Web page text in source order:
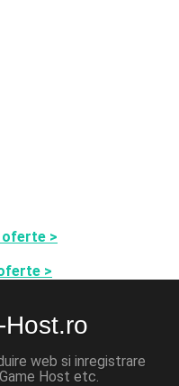
>
>
web si inregistrare
Host etc.